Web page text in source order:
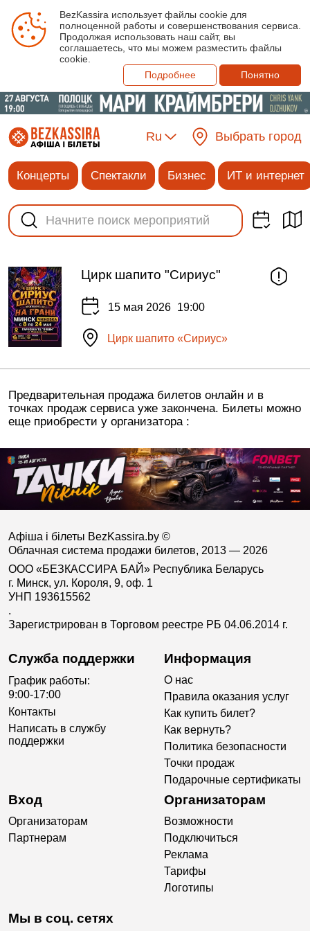
BezKassira использует файлы cookie для
полноценной работы и совершенствования сервиса.
Продолжая использовать наш сайт, вы
соглашаетесь, что мы можем разместить файлы
cookie.
Подробнее
Понятно
Ru Выбрать город
Концерты Спектакли Бизнес ИТ и интернет
Цирк шапито "Сириус"
15 мая 2026 19:00
Цирк шапито «Сириус»
Предварительная продажа билетов онлайн и в
точках продаж сервиса уже закончена. Билеты можно
еще приобрести у организатора :
Афіша і білеты BezKassira.by ©
Облачная система продажи билетов, 2013 — 2026
ООО «БЕЗКАССИРА БАЙ» Республика Беларусь
г. Минск, ул. Короля, 9, оф. 1
УНП 193615562
.
Зарегистрирован в Торговом реестре РБ 04.06.2014 г.
Служба поддержки
График работы:
9:00-17:00
Контакты
Написать в службу
поддержки
Информация
О нас
Правила оказания услуг
Как купить билет?
Как вернуть?
Политика безопасности
Точки продаж
Подарочные сертификаты
Вход
Организаторам
Партнерам
Организаторам
Возможности
Подключиться
Реклама
Тарифы
Логотипы
Мы в соц. сетях